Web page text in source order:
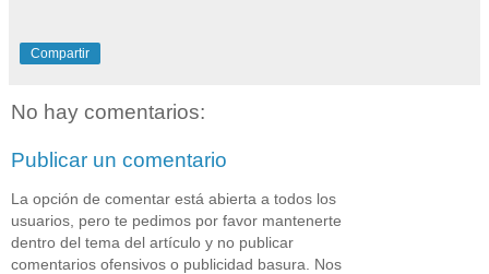
Compartir
No hay comentarios:
Publicar un comentario
La opción de comentar está abierta a todos los
usuarios, pero te pedimos por favor mantenerte
dentro del tema del artículo y no publicar
comentarios ofensivos o publicidad basura. Nos